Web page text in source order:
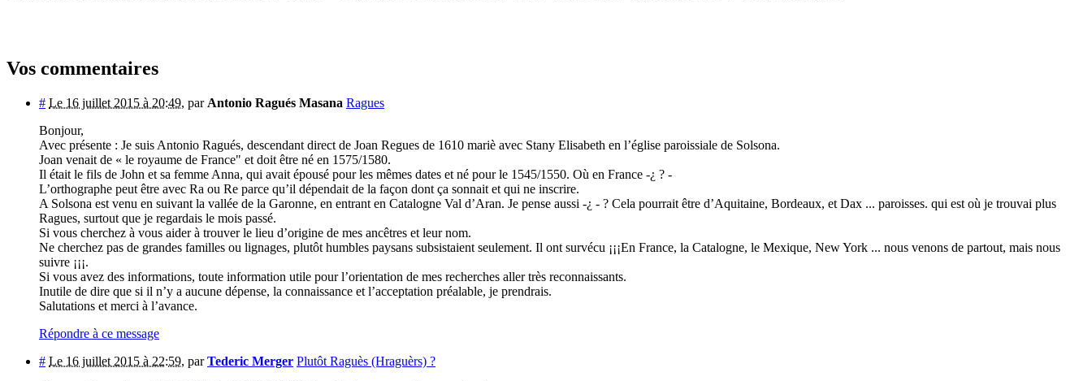
Vos commentaires
# Le 16 juillet 2015 à 20:49, par Antonio Ragués Masana Ragues
Bonjour,
Avec présente : Je suis Antonio Ragués, descendant direct de Joan Regues de 1610 mariè avec Stany Elisabeth en l’église paroissiale de Solsona.
Joan venait de « le royaume de France" et doit être né en 1575/1580.
Il était le fils de John et sa femme Anna, qui avait épousé pour les mêmes dates et né pour le 1545/1550. Où en France -¿ ? -
L’orthographe peut être avec Ra ou Re parce qu’il dépendait de la façon dont ça sonnait et qui ne inscrire.
A Solsona est venu en suivant la vallée de la Garonne, en entrant en Catalogne Val d’Aran. Je pense aussi -¿ - ? Cela pourrait être d’Aquitaine, Bordeaux, et Dax ... paroisses. qui est où je trouvai plus
Ragues, surtout que je regardais le mois passé.
Si vous cherchez à vous aider à trouver le lieu d’origine de mes ancêtres et leur nom.
Ne cherchez pas de grandes familles ou lignages, plutôt humbles paysans subsistaient seulement. Il ont survécu ¡¡¡En France, la Catalogne, le Mexique, New York ... nous venons de partout, mais nous
suivre ¡¡¡.
Si vous avez des informations, toute information utile pour l’orientation de mes recherches aller très reconnaissants.
Inutile de dire que si il n’y a aucune dépense, la connaissance et l’acceptation préalable, je prendrais.
Salutations et merci à l’avance.
Répondre à ce message
# Le 16 juillet 2015 à 22:59, parTederic Merger Plutôt Raguès (Hraguèrs) ?